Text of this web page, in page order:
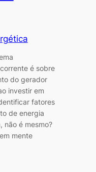
é sobre
do gerador
investir em
fatores
de energia
não é mesmo?
mente